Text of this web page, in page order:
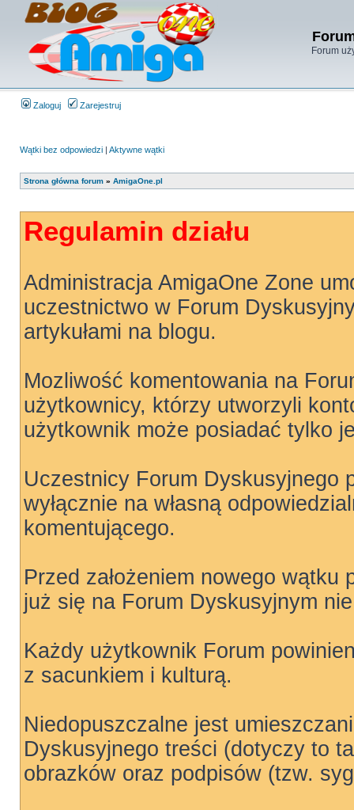
Forum
Zaloguj Zarejestruj
Wątki bez odpowiedzi | Aktywne wątki
Strona główna forum » AmigaOne.pl
Regulamin działu
Administracja AmigaOne Zone
uczestnictwo w Forum
artykułami na blogu.
Mozliwość komentowania na
użytkownicy, którzy utworzyli
użytkownik może posiadać tylko
Uczestnicy Forum Dyskusyjnego
wyłącznie na własną
komentującego.
Przed założeniem nowego
już się na Forum Dyskusyjnym nie
Każdy użytkownik Forum
z sacunkiem i kulturą.
Niedopuszczalne jest
Dyskusyjnego treści (dotyczy to
obrazków oraz podpisów (tzw.